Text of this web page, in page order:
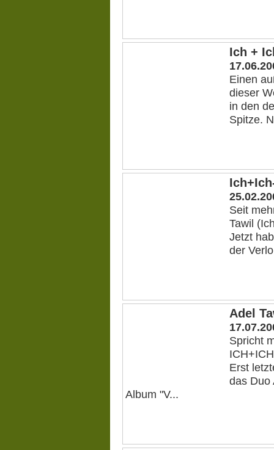
Ich +
Einen
dieser
in den
Spitze.
Seit
Tawil
Jetzt
der
Adel
Spricht
Erst
das Duo
Album "V...